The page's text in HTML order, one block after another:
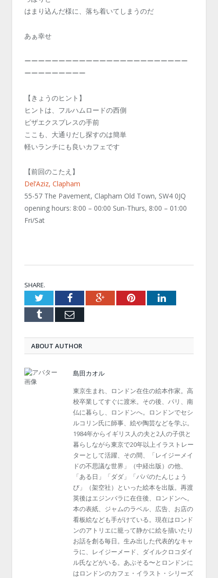
はまり込んだ様に、落ち着いてしまうのだ
あぁ幸せ
ーーーーーーーーーーーーーーーーーーーーーーーー
ーーーーーーーーー
【きょうのヒント】
ヒントは、フルハムロードの西側
ピザエクスプレスの手前
ここも、大通りだし探すのは簡単
軽いランチにも良いカフェです
【前回のこたえ】
Del’Aziz, Clapham
55-57 The Pavement, Clapham Old Town, SW4 0JQ
opening hours: 8:00 – 00:00 Sun-Thurs, 8:00 – 01:00
Fri/Sat
SHARE.
TwitterFacebookGoogle+PinterestLinkedIn
Tumblr Email
ABOUT AUTHOR
島田カオル
東京生まれ、ロンドン在住の絵本作家。高
校卒業してすぐに渡米。その後、パリ、南
仏に暮らし、ロンドンへ。ロンドンでセシ
ルコリン氏に師事、絵や陶芸などを学ぶ。
1984年からイギリス人の夫と2人の子供と
暮らしながら東京で20年以上イラストレー
ターとして活躍、その間、「レイジーメイ
ドの不思議な世界」（中経出版）の他、
「ある日」「ダダ」「パパのたんじょう
び」（架空社）といった絵本を出版。再渡
英後はエジンバラに在住後、ロンドンへ。
本の表紙、ジャムのラベル、広告、お店の
看板絵なども手がけている。現在はロンド
ンのアトリエに籠って静かに絵を描いたり
お話を創る毎日。生み出した代表的なキャ
ラに、レイジーメード、ダイルクロコダイ
ル氏などがいる。あぶそる〜とロンドンに
はロンドンのカフェ・イラスト・シリーズ